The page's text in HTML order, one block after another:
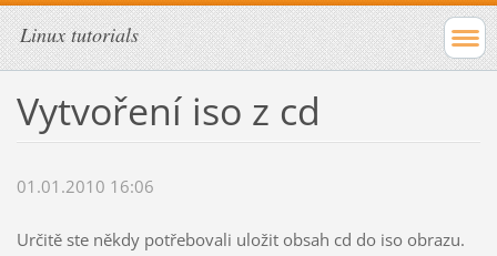
Linux tutorials
Vytvoření iso z cd
01.01.2010 16:06
Určitě ste někdy potřebovali uložit obsah cd do iso obrazu.